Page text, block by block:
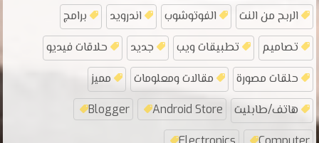
الربح من النت الفوتوشوب اندرويد برامج
تصاميم تطبيقات ويب جديد حلاقات فيديو
حلقات مصورة مقالات ومعلومات مميز
هاتف/طابليت Android Store
Blogger